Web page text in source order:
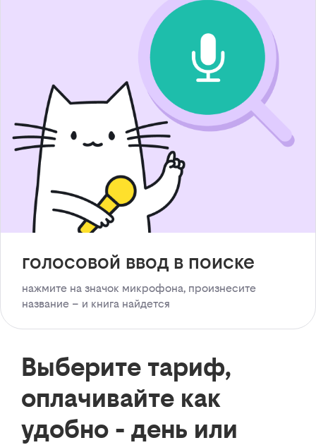
голосовой ввод в поиске
нажмите на значок микрофона, произнесите
название – и книга найдется
Выберите тариф,
оплачивайте как
удобно - день или